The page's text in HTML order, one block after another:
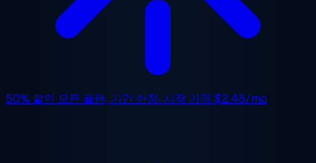
50% 할인 모든 플랜, 기간 한정. 시작 가격 $2.48/mo